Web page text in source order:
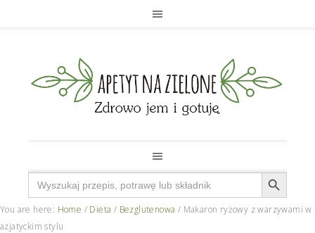
Search
for:
Search Button
You are here: Home / Dieta / Bezglutenowa / Makaron ryżowy z warzywami w
azjatyckim stylu